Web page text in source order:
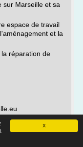
X
sur Marseille et sa
espace de travail
et la
réparation de
professionnel/
/